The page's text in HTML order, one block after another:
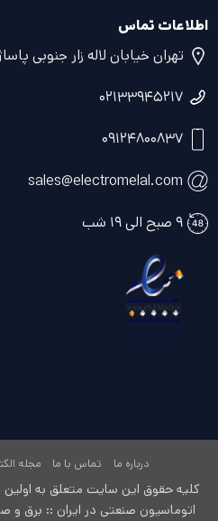
اطلاعات تماس
تهران خیابان لاله زار جنوبی
۰۲۱۳۳۹۴۵۲۱۷
۰۹۱۲۴۸۰۰۸۳۷
sales@electromelal.com
درباره ما تماس با ما مجله
کلیه حقوق این سایت متعلق به
اتوماسیون صنعتی در ایران :: برق و